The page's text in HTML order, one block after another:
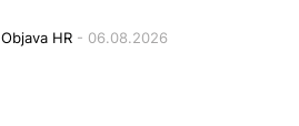
Objava HR - 06.08.2026